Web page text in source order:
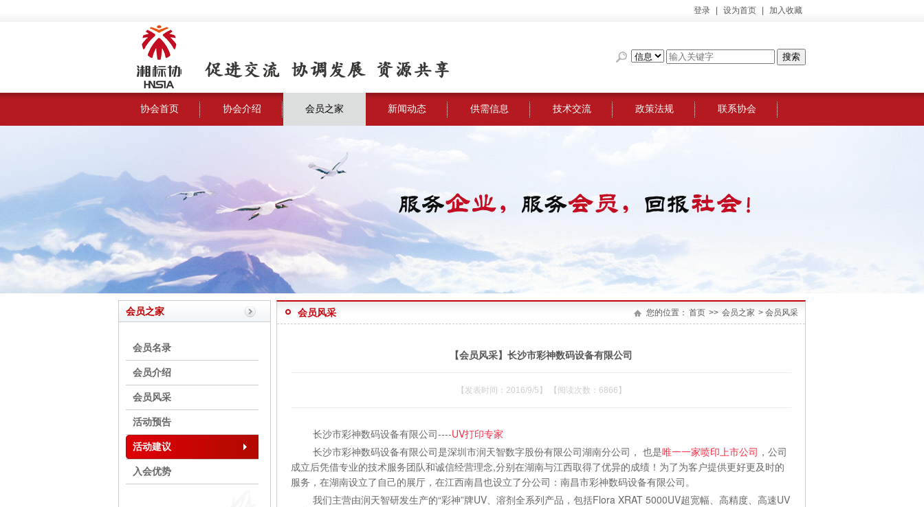
登录 设为首页 加入收藏
协会首页 协会介绍 会员之家 新闻动态 供需信息 技术交流 政策法规 联系协会
会员之家
会员名录
会员介绍
会员风采
活动预告
活动建议
入会优势
会员风采 您的位置： 首页 >> 会员之家 > 会员风采
【会员风采】长沙市彩神数码设备有限公司
【发表时间：2016/9/5】 【阅读次数：6866】
长沙市彩神数码设备有限公司----UV打印专家
长沙市彩神数码设备有限公司是深圳市润天智数字股份有限公司湖南分公司， 也是唯一一家喷印上市公司 ，公司
成立后凭借专业的技术服务团队和诚信经营理念,分别在湖南与江西取得了优异的成绩！为了为客户提供更好更及时的
服务，在湖南设立了自己的展厅，在江西南昌也设立了分公司：南昌市彩神数码设备有限公司。
我们主营由润天智研发生产的“彩神”牌UV、溶剂全系列产品，包括Flora XRAT 5000UV超宽幅、高精度、高速UV